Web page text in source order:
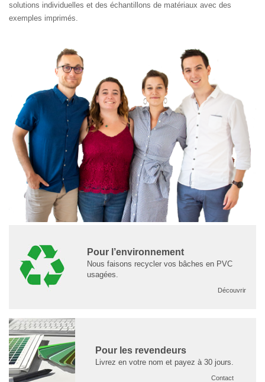
solutions individuelles et des échantillons de matériaux avec des
exemples imprimés.
Pour l’environnement
Nous faisons recycler vos bâches en PVC
usagées.
Découvrir
Pour les revendeurs
Livrez en votre nom et payez à 30 jours.
Contact